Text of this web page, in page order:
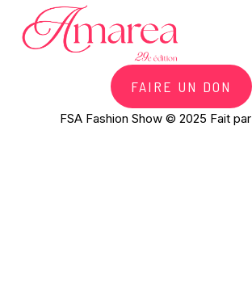
FAIRE UN DON
FSA Fashion Show © 2025 Fait par